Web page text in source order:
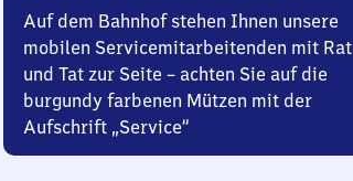
Auf dem Bahnhof stehen Ihnen unsere
mobilen Servicemitarbeitenden mit Rat
und Tat zur Seite – achten Sie auf die
burgundy farbenen Mützen mit der
Aufschrift „Service“